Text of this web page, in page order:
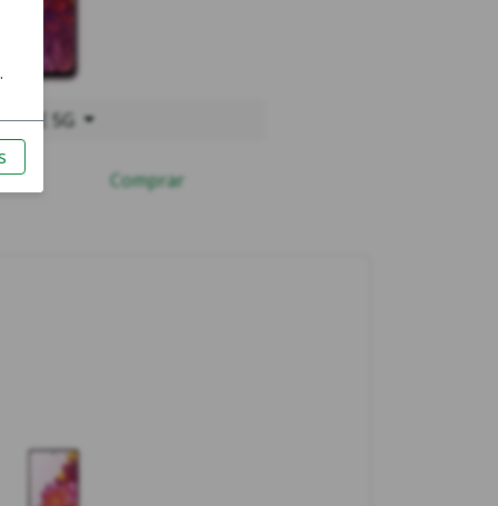
FE 5G
Comprar